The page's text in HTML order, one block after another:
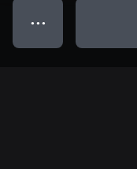
● ● ●